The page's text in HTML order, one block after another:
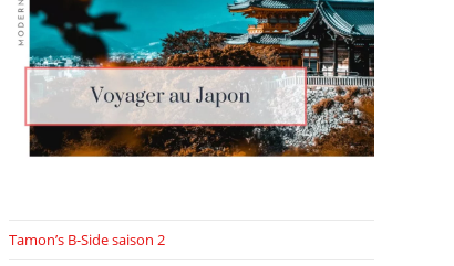
Tamon’s B-Side saison 2